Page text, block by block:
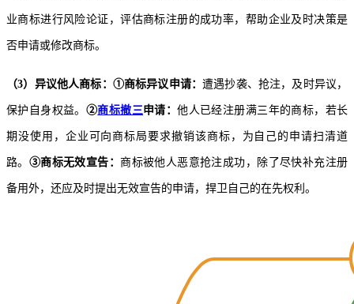
业商标进行风险论证，评估商标注册的成功率，帮助企业及时决策是
否申请或修改商标。
（3）异议他人商标：①商标异议申请： 遭遇抄袭、抢注，及时异议，
保护自身权益。 ②商标撤三 申请：他人已经注册满三年的商标，若长
期没使用，企业可向商标局要求撤销该商标，为自己的申请扫清道
路。 ③商标无效宣告：商标被他人恶意抢注成功，除了尽快补充注册
备用外，还应及时提出无效宣告的申请，捍卫自己的在先权利。